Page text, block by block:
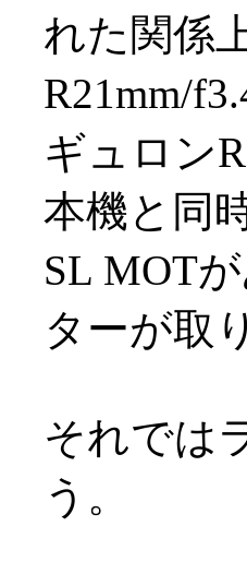
れた関係
R21mm/
ギュロン
本機と同
SL MOT
ターが取
それでは
う。